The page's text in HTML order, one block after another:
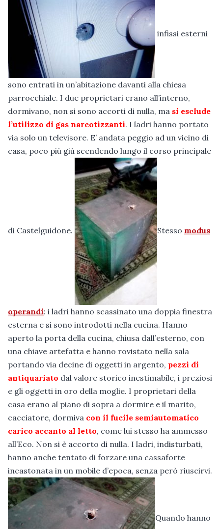
infissi esterni
sono entrati in un’abitazione davanti alla chiesa
parrocchiale. I due proprietari erano all’interno,
dormivano, non si sono accorti di nulla, ma si esclude
l’utilizzo di gas narcotizzanti. I ladri hanno portato
via solo un televisore. E’ andata peggio ad un vicino di
casa, poco più giù scendendo lungo il corso principale
di Castelguidone. Stesso modus
operandi: i ladri hanno scassinato una doppia finestra
esterna e si sono introdotti nella cucina. Hanno
aperto la porta della cucina, chiusa dall’esterno, con
una chiave artefatta e hanno rovistato nella sala
portando via decine di oggetti in argento, pezzi di
antiquariato dal valore storico inestimabile, i preziosi
e gli oggetti in oro della moglie. I proprietari della
casa erano al piano di sopra a dormire e il marito,
cacciatore, dormiva con il fucile semiautomatico
carico accanto al letto, come lui stesso ha ammesso
all’Eco. Non si è accorto di nulla. I ladri, indisturbati,
hanno anche tentato di forzare una cassaforte
incastonata in un mobile d’epoca, senza però riuscirvi.
Quando hanno